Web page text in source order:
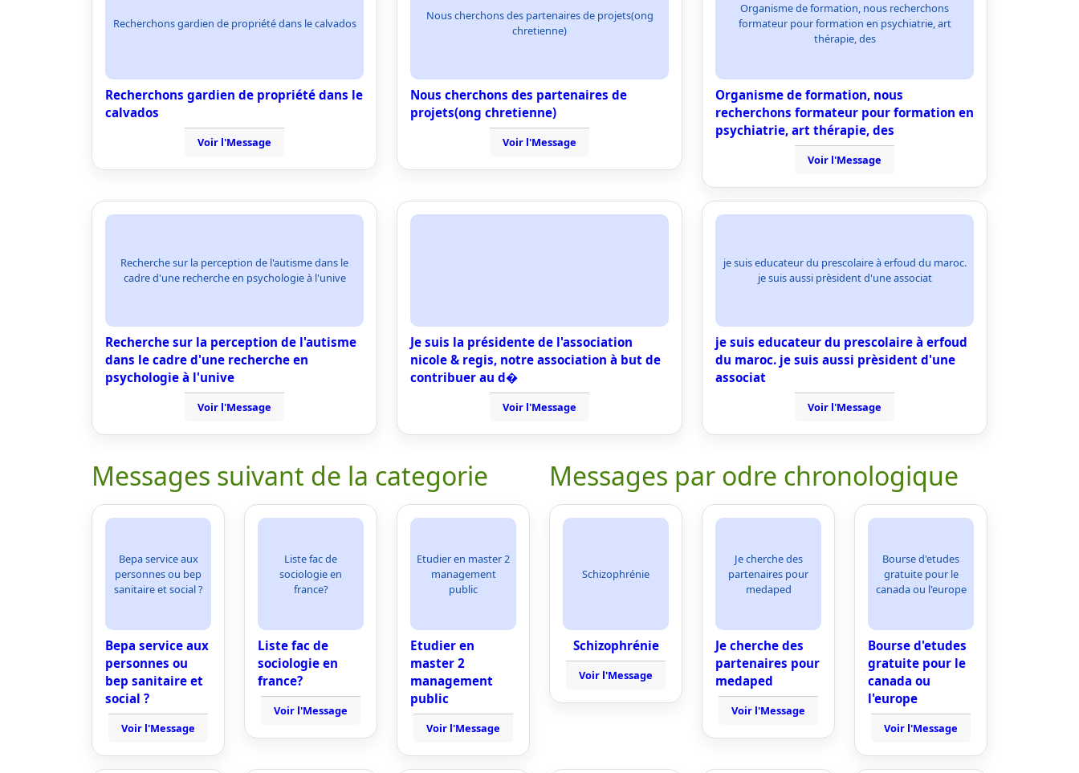
Recherchons gardien de propriété dans le calvados
Recherchons gardien de propriété dans le
calvados
Voir l'Message
Nous cherchons des partenaires de projets(ong
chretienne)
Nous cherchons des partenaires de
projets(ong chretienne)
Voir l'Message
Organisme de formation, nous recherchons
formateur pour formation en psychiatrie, art
thérapie, des
Organisme de formation, nous
recherchons formateur pour formation en
psychiatrie, art thérapie, des
Voir l'Message
Recherche sur la perception de l'autisme dans le
cadre d'une recherche en psychologie à l'unive
Recherche sur la perception de l'autisme
dans le cadre d'une recherche en
psychologie à l'unive
Voir l'Message
Je suis la présidente de l'association
nicole & regis, notre association à but de
contribuer au d�
Voir l'Message
je suis educateur du prescolaire à erfoud du maroc.
je suis aussi prèsident d'une associat
je suis educateur du prescolaire à erfoud
du maroc. je suis aussi prèsident d'une
associat
Voir l'Message
Messages suivant de la categorie
Bepa service aux
personnes ou bep
sanitaire et social ?
Bepa service aux
personnes ou
bep sanitaire et
social ?
Voir l'Message
Liste fac de
sociologie en
france?
Liste fac de
sociologie en
france?
Voir l'Message
Etudier en master 2
management
public
Etudier en
master 2
management
public
Voir l'Message
Messages par odre chronologique
Schizophrénie
Schizophrénie
Voir l'Message
Je cherche des
partenaires pour
medaped
Je cherche des
partenaires pour
medaped
Voir l'Message
Bourse d'etudes
gratuite pour le
canada ou l'europe
Bourse d'etudes
gratuite pour le
canada ou
l'europe
Voir l'Message